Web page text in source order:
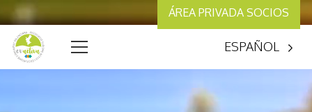
ÁREA PRIVADA SOCIOS
ESPAÑOL